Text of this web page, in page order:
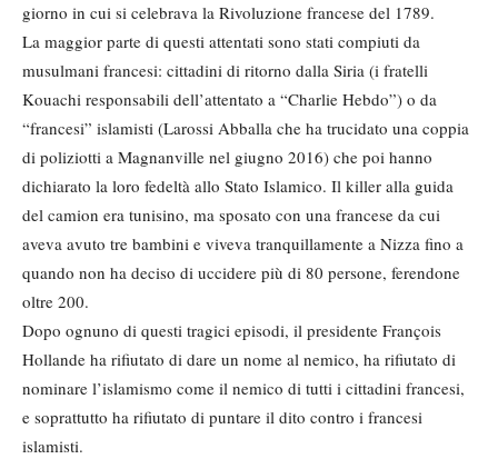
giorno in cui si celebrava la Rivoluzione francese del 1789.
La maggior parte di questi attentati sono stati compiuti da
musulmani francesi: cittadini di ritorno dalla Siria (i fratelli
Kouachi responsabili dell’attentato a “Charlie Hebdo”) o da
“francesi” islamisti (Larossi Abballa che ha trucidato una coppia
di poliziotti a Magnanville nel giugno 2016) che poi hanno
dichiarato la loro fedeltà allo Stato Islamico. Il killer alla guida
del camion era tunisino, ma sposato con una francese da cui
aveva avuto tre bambini e viveva tranquillamente a Nizza fino a
quando non ha deciso di uccidere più di 80 persone, ferendone
oltre 200.
Dopo ognuno di questi tragici episodi, il presidente François
Hollande ha rifiutato di dare un nome al nemico, ha rifiutato di
nominare l’islamismo come il nemico di tutti i cittadini francesi,
e soprattutto ha rifiutato di puntare il dito contro i francesi
islamisti.